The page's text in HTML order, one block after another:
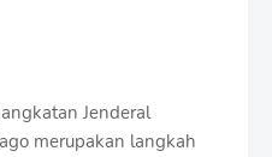
Jenderal
merupakan langkah